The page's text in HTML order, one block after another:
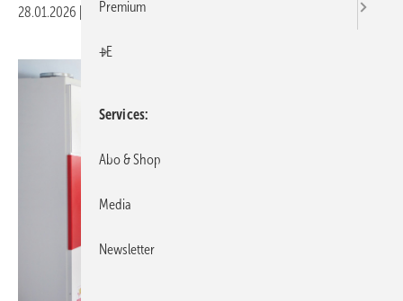
28.01.2026 Druckvorschau
Premium
+E
Services
Abo & Shop
Media
Newsletter